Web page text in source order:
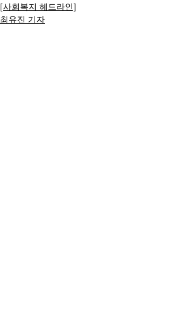
[사회복지 헤드라인]
최유진 기자